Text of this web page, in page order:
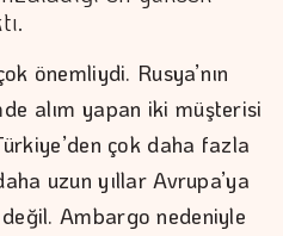
önemliydi. Rusya’nın
alım yapan iki müşterisi
çok daha fazla
uzun yıllar Avrupa’ya
değil. Ambargo nedeniyle